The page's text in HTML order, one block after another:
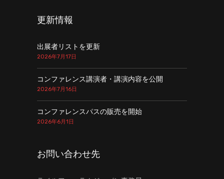
更新情報
出展者リストを更新
2026年7月17日
コンファレンス講演者・講演内容を公開
2026年7月16日
コンファレンスパスの販売を開始
2026年6月1日
お問い合わせ先